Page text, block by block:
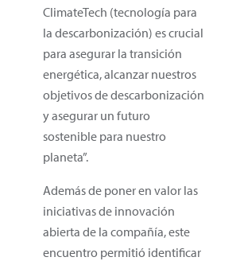
ClimateTech (tecnología para
la descarbonización) es crucial
para asegurar la transición
energética, alcanzar nuestros
objetivos de descarbonización
y asegurar un futuro
sostenible para nuestro
planeta”.
Además de poner en valor las
iniciativas de innovación
abierta de la compañía, este
encuentro permitió identificar